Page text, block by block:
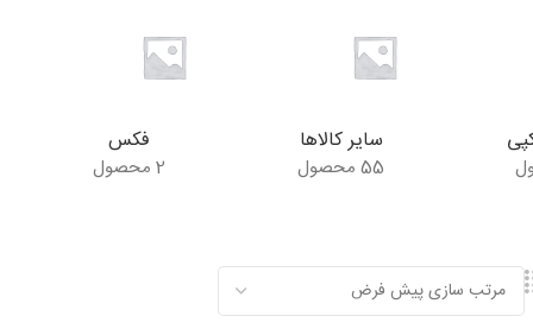
سایر کالاها
55 محصول
فکس
2 محصول